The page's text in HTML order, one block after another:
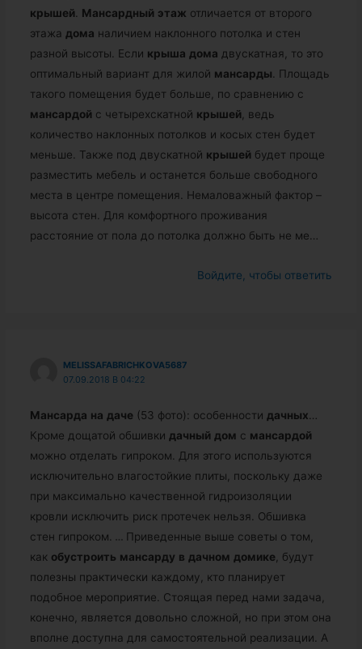
крышей
Мансардный этаж отличается от второго
этажа дома наличием наклонного потолка и стен
разной высоты. Если крыша дома двускатная, то это
оптимальный вариант для жилой мансарды . Площадь
такого помещения будет больше, по сравнению с
мансардой с четырехскатной крышей , ведь
количество наклонных потолков и косых стен будет
меньше. Также под двускатной крышей будет проще
разместить мебель и останется больше свободного
места в центре помещения. Немаловажный фактор –
высота стен. Для комфортного проживания
расстояние от пола до потолка должно быть не ме…
Войдите, чтобы ответить
MELISSAFABRICHKOVA5687
07.09.2018 В 04:22
Мансарда на даче (53 фото): особенности дачных…
Кроме дощатой обшивки дачный дом с мансардой
можно отделать гипроком. Для этого используются
исключительно влагостойкие плиты, поскольку даже
при максимально качественной гидроизоляции
кровли исключить риск протечек нельзя. Обшивка
стен гипроком. … Приведенные выше советы о том,
как обустроить мансарду в дачном домике, будут
полезны практически каждому, кто планирует
подобное мероприятие. Стоящая перед нами задача,
конечно, является довольно сложной, но при этом она
вполне доступна для самостоятельной реализации. А